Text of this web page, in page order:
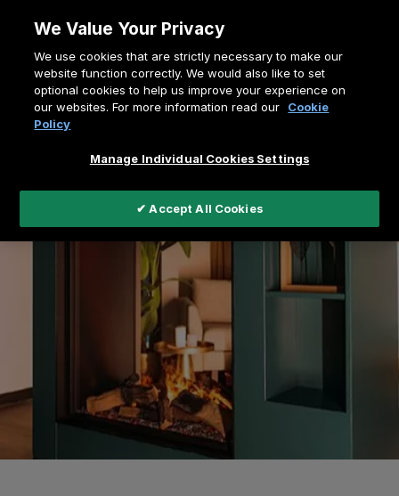
contenu
Fil
d'Ariane
Home
Faber's electric fires
e-MatriX Vertical
We Value Your Privacy
We use cookies that are strictly necessary to make our
website function correctly. We would also like to set
optional cookies to help us improve your experience on
our websites. For more information read our
Cookie
Policy
Manage Individual Cookies Settings
✔ Accept All Cookies